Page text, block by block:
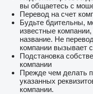
вы общаетесь с
Перевод на счет
Будьте бдительны,
известные
название. Не
компании вызывает
Подстановка
компании
Прежде чем делать
указанных
компании.